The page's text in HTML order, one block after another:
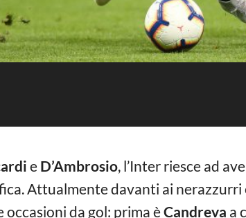
e D’Ambrosio, l’Inter riesce ad
Attualmente davanti ai
da gol: prima èCandreva a